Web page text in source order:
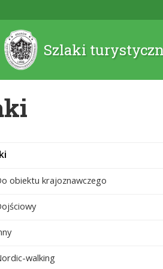
Szlaki
obiektu krajoznawczego
walking